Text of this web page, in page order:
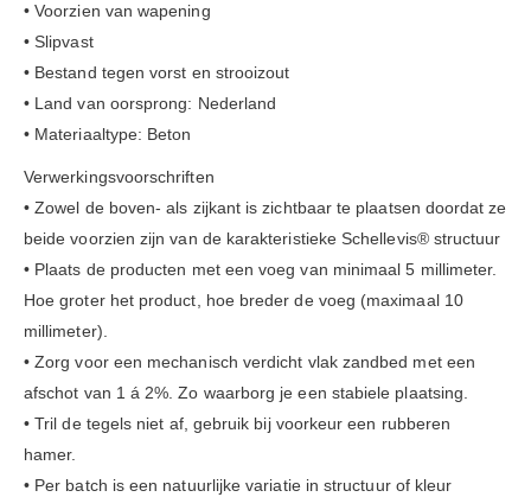
• Voorzien van wapening
• Slipvast
• Bestand tegen vorst en strooizout
• Land van oorsprong: Nederland
• Materiaaltype: Beton
Verwerkingsvoorschriften
• Zowel de boven- als zijkant is zichtbaar te plaatsen doordat ze
beide voorzien zijn van de karakteristieke Schellevis® structuur
• Plaats de producten met een voeg van minimaal 5 millimeter.
Hoe groter het product, hoe breder de voeg (maximaal 10
millimeter).
• Zorg voor een mechanisch verdicht vlak zandbed met een
afschot van 1 á 2%. Zo waarborg je een stabiele plaatsing.
• Tril de tegels niet af, gebruik bij voorkeur een rubberen
hamer.
• Per batch is een natuurlijke variatie in structuur of kleur